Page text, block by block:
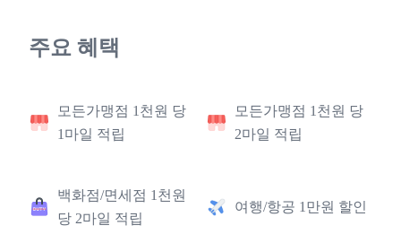
주요 혜택
모든가맹점 1천원 당
1마일 적립
모든가맹점 1천원 당
2마일 적립
백화점/면세점 1천원
당 2마일 적립
여행/항공 1만원 할인